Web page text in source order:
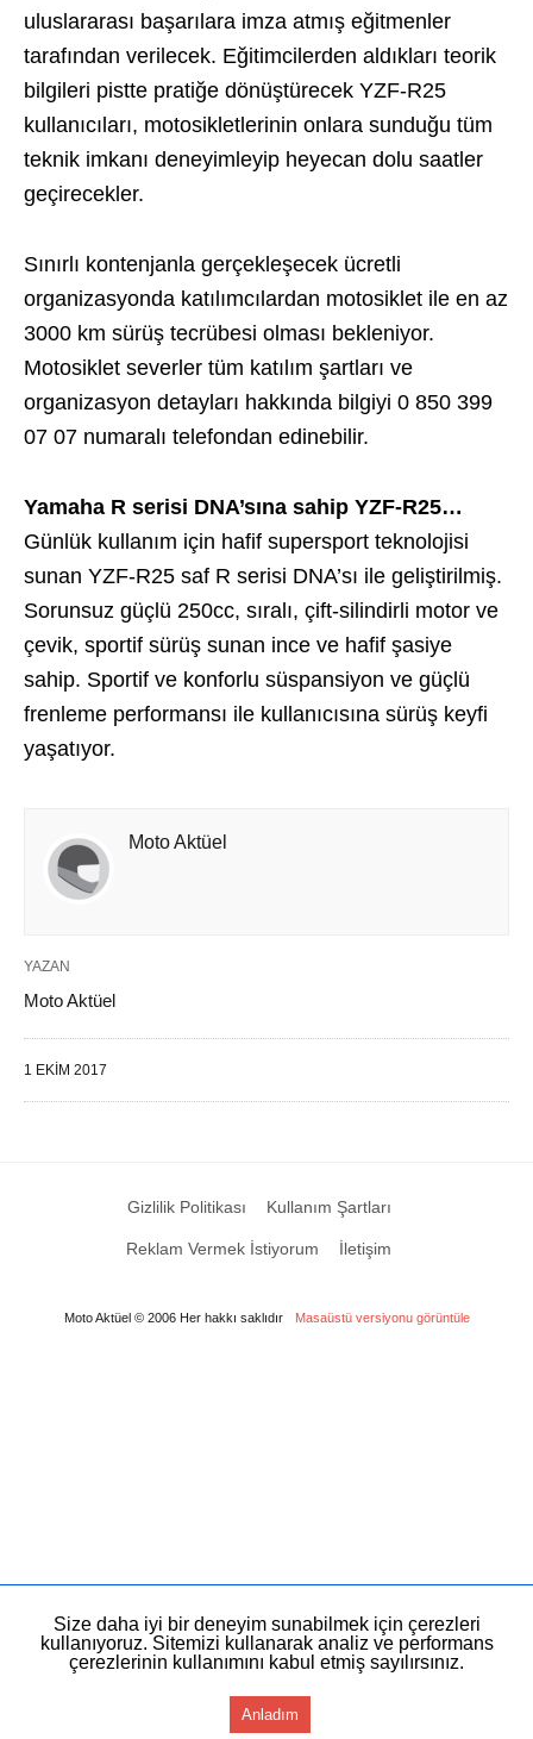
uluslararası başarılara imza atmış eğitmenler
tarafından verilecek. Eğitimcilerden aldıkları teorik
bilgileri pistte pratiğe dönüştürecek YZF-R25
kullanıcıları, motosikletlerinin onlara sunduğu tüm
teknik imkanı deneyimleyip heyecan dolu saatler
geçirecekler.
Sınırlı kontenjanla gerçekleşecek ücretli
organizasyonda katılımcılardan motosiklet ile en az
3000 km sürüş tecrübesi olması bekleniyor.
Motosiklet severler tüm katılım şartları ve
organizasyon detayları hakkında bilgiyi 0 850 399
07 07 numaralı telefondan edinebilir.
Yamaha R serisi DNA’sına sahip YZF-R25…
Günlük kullanım için hafif supersport teknolojisi
sunan YZF-R25 saf R serisi DNA’sı ile geliştirilmiş.
Sorunsuz güçlü 250cc, sıralı, çift-silindirli motor ve
çevik, sportif sürüş sunan ince ve hafif şasiye
sahip. Sportif ve konforlu süspansiyon ve güçlü
frenleme performansı ile kullanıcısına sürüş keyfi
yaşatıyor.
Moto Aktüel
YAZAN
Moto Aktüel
1 EKIM 2017
Gizlilik Politikası Kullanım Şartları
Reklam Vermek İstiyorum İletişim
Moto Aktüel © 2006 Her hakkı saklıdır Masaüstü versiyonu görüntüle
Size daha iyi bir deneyim sunabilmek için çerezleri
kullanıyoruz. Sitemizi kullanarak analiz ve performans
çerezlerinin kullanımını kabul etmiş sayılırsınız.
Anladım